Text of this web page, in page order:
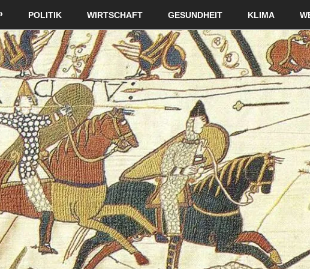
POLITIK WIRTSCHAFT GESUNDHEIT KLIMA